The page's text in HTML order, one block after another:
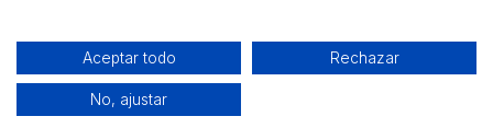
Aceptar todo Rechazar
No, ajustar